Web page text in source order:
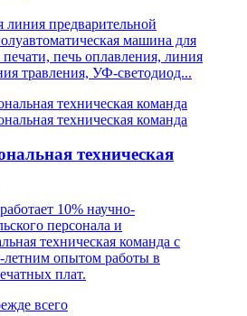
линия предварительной
машина для
печати, печь оплавления, линия
травления, УФ-светодиод...
техническая
10% научно-
персонала и
техническая команда с
летним опытом работы в
плат.